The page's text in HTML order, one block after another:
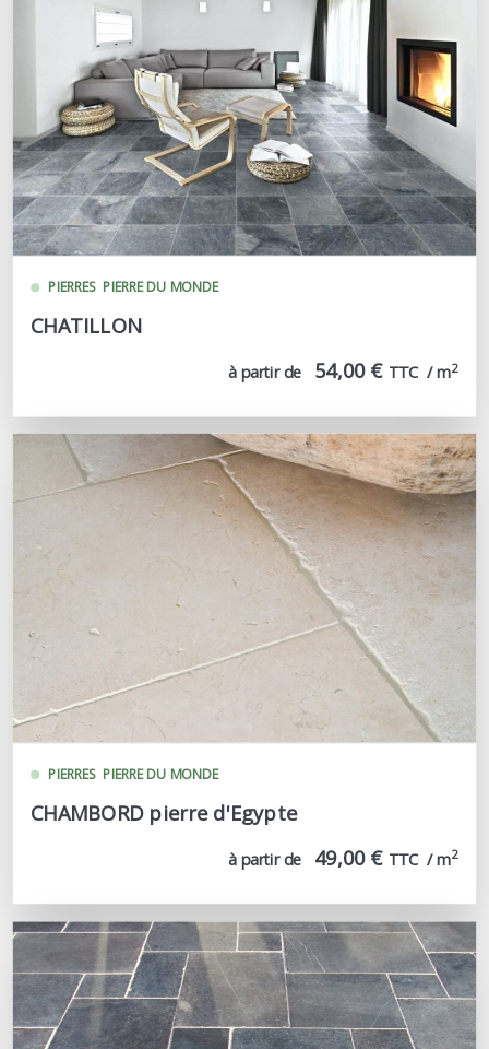
PIERRES PIERRE DU MONDE
CHATILLON
à partir de 54,00 € TTC  / m2
PIERRES PIERRE DU MONDE
CHAMBORD pierre d'Egypte
à partir de 49,00 € TTC  / m2